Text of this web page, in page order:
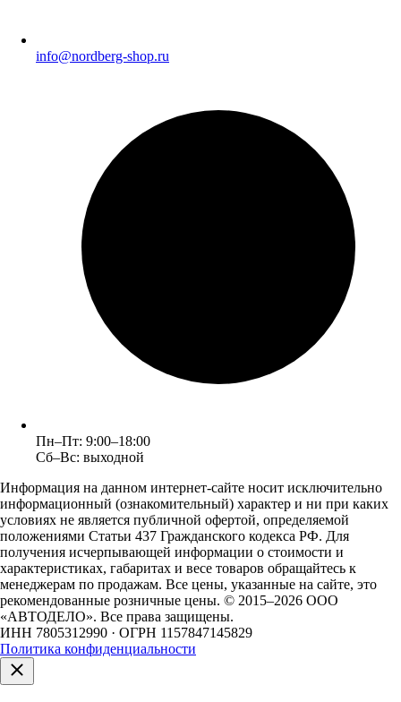
info@nordberg-shop.ru
Пн–Пт: 9:00–18:00
Сб–Вс: выходной
Информация на данном интернет-сайте носит исключительно
информационный (ознакомительный) характер и ни при каких
условиях не является публичной офертой, определяемой
положениями Статьи 437 Гражданского кодекса РФ. Для
получения исчерпывающей информации о стоимости и
характеристиках, габаритах и весе товаров обращайтесь к
менеджерам по продажам. Все цены, указанные на сайте, это
рекомендованные розничные цены. © 2015–2026 ООО
«АВТОДЕЛО». Все права защищены.
ИНН 7805312990 · ОГРН 1157847145829
Политика конфиденциальности